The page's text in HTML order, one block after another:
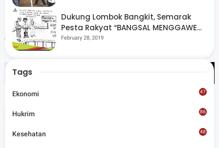
"We'll come back definitely to see other places,"
tandasnya. (Red)
Tags
Share
Dukung Lombok Bangkit, Semarak
Pesta Rakyat “BANGSAL MENGGAWE”
Kembali Digelar Para Seniman Di
February 28, 2019
Tags
Ekonomi 47
Hukrim 86
Kesehatan 48